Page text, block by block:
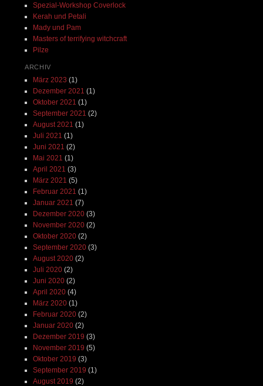
Spezial-Workshop Coverlock
Kerah und Petali
Mady und Pam
Masters of terrifying witchcraft
Pilze
ARCHIV
März 2023 (1)
Dezember 2021 (1)
Oktober 2021 (1)
September 2021 (2)
August 2021 (1)
Juli 2021 (1)
Juni 2021 (2)
Mai 2021 (1)
April 2021 (3)
März 2021 (5)
Februar 2021 (1)
Januar 2021 (7)
Dezember 2020(3)
November 2020(2)
Oktober 2020(2)
September 2020(3)
August 2020(2)
Juli 2020(2)
Juni 2020(2)
April 2020(4)
März 2020(1)
Februar 2020(2)
Januar 2020(2)
Dezember 2019 (3)
November 2019 (5)
Oktober 2019 (3)
September 2019 (1)
August 2019 (2)